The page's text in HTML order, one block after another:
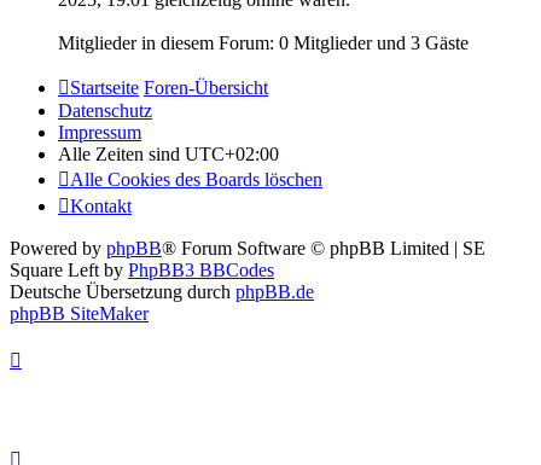
Mitglieder in diesem Forum: 0 Mitglieder und 3 Gäste
Startseite Foren-Übersicht
Datenschutz
Impressum
Alle Zeiten sind UTC+02:00
Alle Cookies des Boards löschen
Kontakt
Powered by phpBB® Forum Software © phpBB Limited | SE
Square Left by PhpBB3 BBCodes
Deutsche Übersetzung durch phpBB.de
phpBB SiteMaker